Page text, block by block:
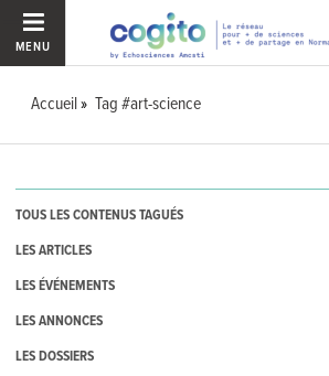
MENU
Accueil Tag #art-science
TOUS LES CONTENUS TAGUÉS
LES ARTICLES
LES ÉVÉNEMENTS
LES ANNONCES
LES DOSSIERS